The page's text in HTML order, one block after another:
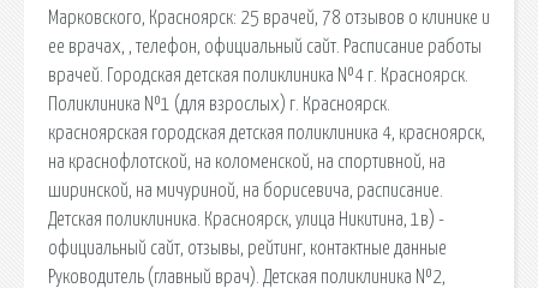
Марковского, Красноярск: 25 врачей, 78 отзывов о клинике и
ее врачах, , телефон, официальный сайт. Расписание работы
врачей. Городская детская поликлиника №4 г. Красноярск.
Поликлиника №1 (для взрослых) г. Красноярск.
красноярская городская детская поликлиника 4, красноярск,
на краснофлотской, на коломенской, на спортивной, на
ширинской, на мичуриной, на борисевича, расписание.
Детская поликлиника. Красноярск, улица Никитина, 1в) -
официальный сайт, отзывы, рейтинг, контактные данные
Руководитель (главный врач). Детская поликлиника №2,